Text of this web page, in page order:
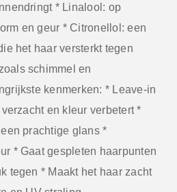
* Linalool: op
en geur * Citronellol: een
het haar versterkt tegen
schimmel en
kenmerken: * Leave-in
en kleur verbetert *
prachtige glans *
* Gaat gespleten haarpunten
tegen * Maakt het haar zacht